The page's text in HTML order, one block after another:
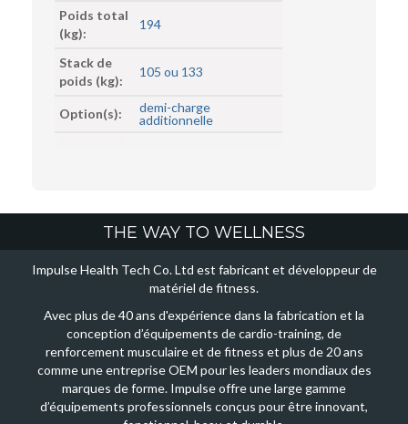
Poids total
(kg):
194
Stack de
poids (kg):
105 ou 133
Option(s):
demi-charge
additionnelle
THE WAY TO WELLNESS
Impulse Health Tech Co. Ltd est fabricant et développeur de
matériel de fitness.
Avec plus de 40 ans d'expérience dans la fabrication et la
conception d’équipements de cardio-training, de
renforcement musculaire et de fitness et plus de 20 ans
comme une entreprise OEM pour les leaders mondiaux des
marques de forme. Impulse offre une large gamme
d’équipements professionnels conçus pour être innovant,